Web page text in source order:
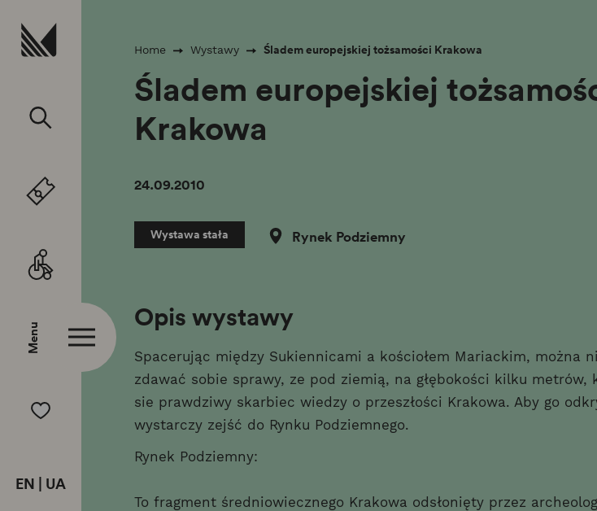
Menu
EN UA
Home Wystawy Śladem europejskiej tożsamości Krakowa
Śladem europejskiej
Krakowa
24.09.2010
Wystawa stała Rynek Podziemny
Opis wystawy
Spacerując między Sukiennicami a kościołem Mariackim, można
zdawać sobie sprawy, ze pod ziemią, na głębokości kilku metrów,
sie prawdziwy skarbiec wiedzy o przeszłości Krakowa. Aby go
wystarczy zejść do Rynku Podziemnego.
Rynek Podziemny:
To fragment średniowiecznego Krakowa odsłonięty przez